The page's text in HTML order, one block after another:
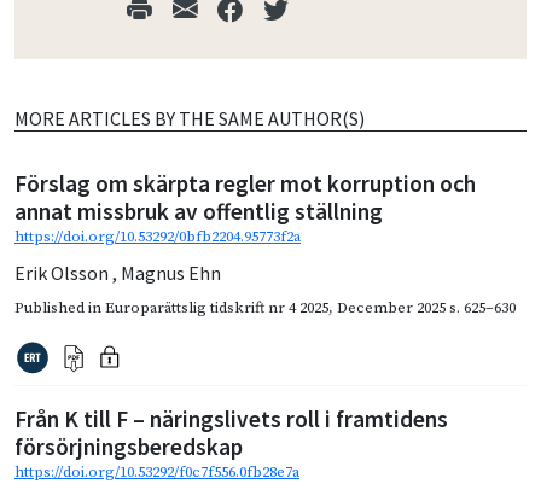
MORE ARTICLES BY THE SAME AUTHOR(S)
Förslag om skärpta regler mot korruption och
annat missbruk av offentlig ställning
https://doi.org/10.53292/0bfb2204.95773f2a
Erik Olsson , Magnus Ehn
Published inEuroparättslig tidskrift nr 4 2025, December 2025s. 625–630
Från K till F – näringslivets roll i framtidens
försörjningsberedskap
https://doi.org/10.53292/f0c7f556.0fb28e7a